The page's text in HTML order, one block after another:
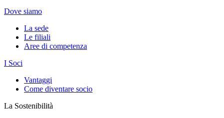
Dove siamo
La sede
Le filiali
Aree di competenza
I Soci
Vantaggi
Come diventare socio
La Sostenibilità